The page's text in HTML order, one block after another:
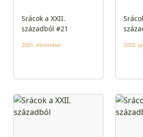
Srácok a XXII.
századból #21
2001. december 2002.